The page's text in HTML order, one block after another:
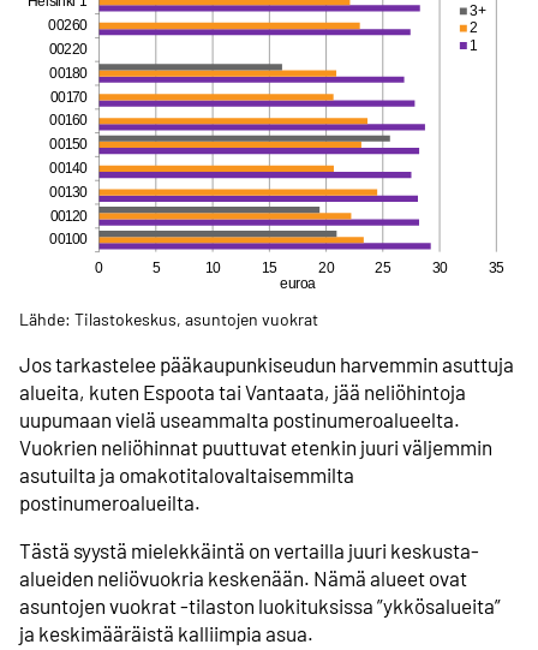
Lähde: Tilastokeskus, asuntojen vuokrat
Jos tarkastelee pääkaupunkiseudun harvemmin asuttuja
alueita, kuten Espoota tai Vantaata, jää neliöhintoja
uupumaan vielä useammalta postinumeroalueelta.
Vuokrien neliöhinnat puuttuvat etenkin juuri väljemmin
asutuilta ja omakotitalovaltaisemmilta
postinumeroalueilta.
Tästä syystä mielekkäintä on vertailla juuri keskusta-
alueiden neliövuokria keskenään. Nämä alueet ovat
asuntojen vuokrat -tilaston luokituksissa ”ykkösalueita”
ja keskimääräistä kalliimpia asua.